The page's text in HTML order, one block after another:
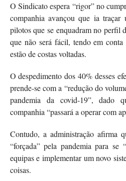
O Sindicato espera “rigor” no
companhia avançou que ia traçar
pilotos que se enquadram no perfil
que não será fácil, tendo em
estão de costas voltadas.
O despedimento dos 40% desses
prende-se com a “redução do
pandemia da covid-19”, dado
companhia “passará a operar com
Contudo, a administração afirma
“forçada” pela pandemia para se
equipas e implementar um novo
coisas.